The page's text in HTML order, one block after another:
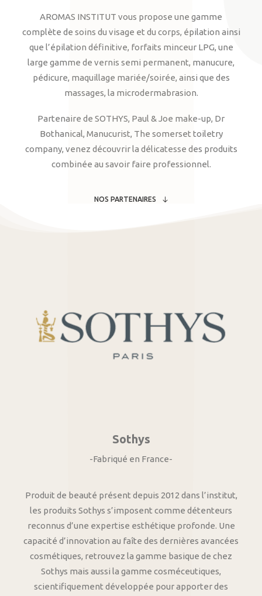
AROMAS INSTITUT vous propose une gamme
complète de soins du visage et du corps, épilation ainsi
que l’épilation définitive, forfaits minceur LPG, une
large gamme de vernis semi permanent, manucure,
pédicure, maquillage mariée/soirée, ainsi que des
massages, la microdermabrasion.
Partenaire de SOTHYS, Paul & Joe make-up, Dr
Bothanical, Manucurist, The somerset toiletry
company, venez découvrir la délicatesse des produits
combinée au savoir faire professionnel.
NOS PARTENAIRES
Sothys
-Fabriqué en France-
Produit de beauté présent depuis 2012 dans l’institut,
les produits Sothys s’imposent comme détenteurs
reconnus d’une expertise esthétique profonde. Une
capacité d’innovation au faîte des dernières avancées
cosmétiques, retrouvez la gamme basique de chez
Sothys mais aussi la gamme cosméceutiques,
scientifiquement développée pour apporter des